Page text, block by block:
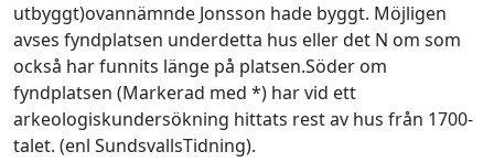
utbyggt)ovannämnde Jonsson hade byggt. Möjligen
avses fyndplatsen underdetta hus eller det N om som
också har funnits länge på platsen.Söder om
fyndplatsen (Markerad med *) har vid ett
arkeologiskundersökning hittats rest av hus från 1700-
talet. (enl SundsvallsTidning).